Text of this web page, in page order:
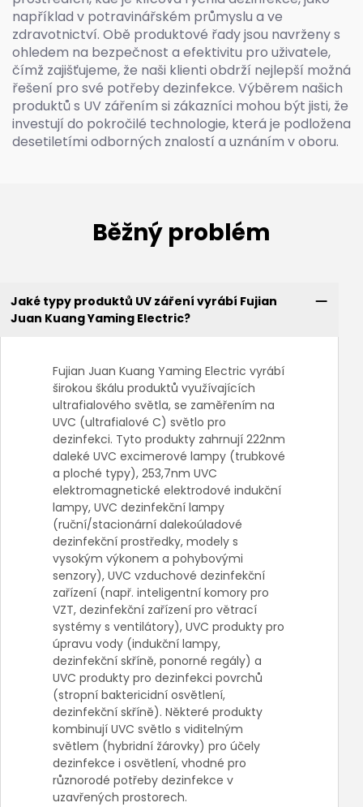
například v potravinářském průmyslu a ve
zdravotnictví. Obě produktové řady jsou navrženy s
ohledem na bezpečnost a efektivitu pro uživatele,
čímž zajišťujeme, že naši klienti obdrží nejlepší možná
řešení pro své potřeby dezinfekce. Výběrem našich
produktů s UV zářením si zákazníci mohou být jisti, že
investují do pokročilé technologie, která je podložena
desetiletími odborných znalostí a uznáním v oboru.
Běžný problém
Jaké typy produktů UV záření vyrábí Fujian
Juan Kuang Yaming Electric?
Fujian Juan Kuang Yaming Electric vyrábí
širokou škálu produktů využívajících
ultrafialového světla, se zaměřením na
UVC (ultrafialové C) světlo pro
dezinfekci. Tyto produkty zahrnují 222nm
daleké UVC excimerové lampy (trubkové
a ploché typy), 253,7nm UVC
elektromagnetické elektrodové indukční
lampy, UVC dezinfekční lampy
(ruční/stacionární dalekoúladové
dezinfekční prostředky, modely s
vysokým výkonem a pohybovými
senzory), UVC vzduchové dezinfekční
zařízení (např. inteligentní komory pro
VZT, dezinfekční zařízení pro větrací
systémy s ventilátory), UVC produkty pro
úpravu vody (indukční lampy,
dezinfekční skříně, ponorné regály) a
UVC produkty pro dezinfekci povrchů
(stropní baktericidní osvětlení,
dezinfekční skříně). Některé produkty
kombinují UVC světlo s viditelným
světlem (hybridní žárovky) pro účely
dezinfekce i osvětlení, vhodné pro
různorodé potřeby dezinfekce v
uzavřených prostorech.